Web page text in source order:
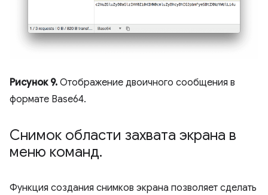
Рисунок 9. Отображение двоичного сообщения в
формате Base64.
Снимок области захвата экрана в
меню команд.
Функция создания снимков экрана позволяет сделать